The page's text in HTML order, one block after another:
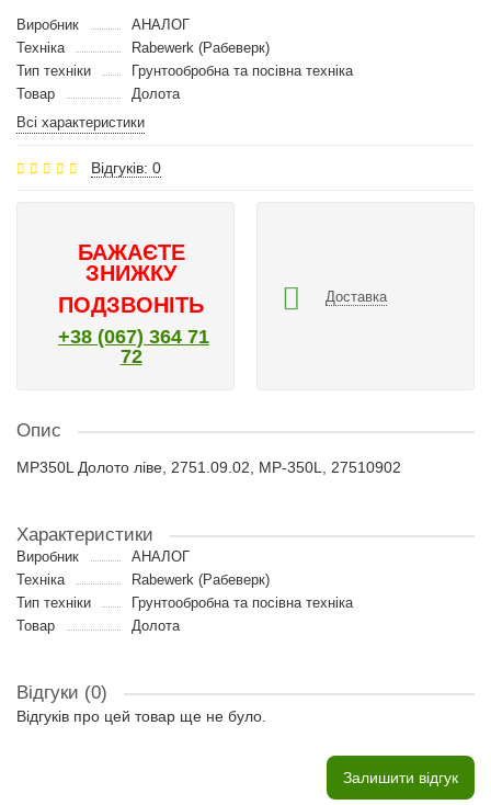
Виробник
АНАЛОГ
Техніка
Rabewerk (Рабеверк)
Тип техніки
Грунтообробна та посівна техніка
Товар
Долота
Всі характеристики
Відгуків: 0
БАЖАЄТЕ
ЗНИЖКУ
ПОДЗВОНІТЬ
+38 (067) 364 71
72
Доставка
Опис
MP350L Долото ліве, 2751.09.02, MP-350L, 27510902
Характеристики
Виробник
АНАЛОГ
Техніка
Rabewerk (Рабеверк)
Тип техніки
Грунтообробна та посівна техніка
Товар
Долота
Відгуки (0)
Відгуків про цей товар ще не було.
Залишити відгук